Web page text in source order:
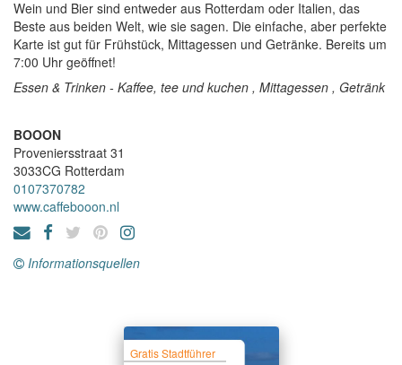
Wein und Bier sind entweder aus Rotterdam oder Italien, das
Beste aus beiden Welt, wie sie sagen. Die einfache, aber perfekte
Karte ist gut für Frühstück, Mittagessen und Getränke. Bereits um
7:00 Uhr geöffnet!
Essen & Trinken - Kaffee, tee und kuchen , Mittagessen , Getränk
BOOON
Proveniersstraat 31
3033CG Rotterdam
0107370782
www.caffebooon.nl
Informationsquellen
Gratis Stadtführer